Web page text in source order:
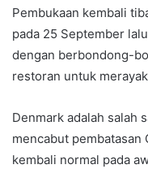
Pembukaan kembali
pada 25 September
dengan berbondong-
restoran untuk
Denmark adalah salah
mencabut pembatasan
kembali normal pada